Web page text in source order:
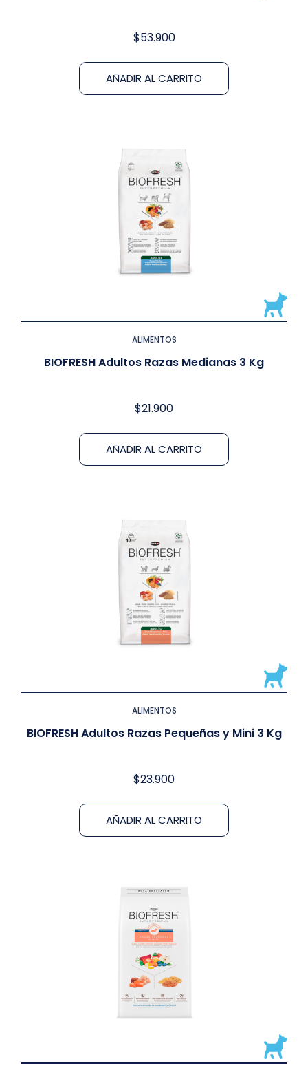
$53.900
AÑADIR AL CARRITO
ALIMENTOS
BIOFRESH Adultos Razas Medianas 3 Kg
$21.900
AÑADIR AL CARRITO
ALIMENTOS
BIOFRESH Adultos Razas Pequeñas y Mini 3 Kg
$23.900
AÑADIR AL CARRITO